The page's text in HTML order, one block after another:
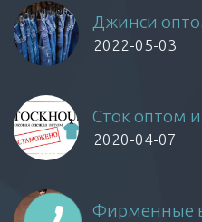
Джинси
2022-05-03
Сток оптом
2020-04-07
Фирменные